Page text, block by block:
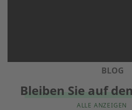
BLOG
Bleiben Sie auf
ALLE ANZEIGEN